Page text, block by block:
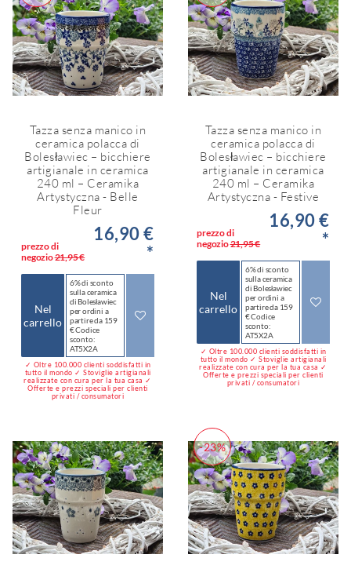
Tazza senza manico in
ceramica polacca di
Bolesławiec – bicchiere
artigianale in ceramica
240 ml – Ceramika
Artystyczna - Belle
Fleur
prezzo di
negozio21,95 €
16,90 €
*
Nel
carrello
6% di sconto
sulla ceramica
di Bolesławiec
per ordini a
partire da 159
€ Codice
sconto:
AT5X2A
✓ Oltre 100.000 clienti soddisfatti in
tutto il mondo ✓ Stoviglie artigianali
realizzate con cura per la tua casa ✓
Offerte e prezzi speciali per clienti
privati / consumatori
Tazza senza manico in
ceramica polacca di
Bolesławiec – bicchiere
artigianale in ceramica
240 ml – Ceramika
Artystyczna - Festive
prezzo di
negozio21,95 €
16,90 €
*
Nel
carrello
6% di sconto
sulla ceramica
di Bolesławiec
per ordini a
partire da 159
€ Codice
sconto:
AT5X2A
✓ Oltre 100.000 clienti soddisfatti in
tutto il mondo ✓ Stoviglie artigianali
realizzate con cura per la tua casa ✓
Offerte e prezzi speciali per clienti
privati / consumatori
-23%